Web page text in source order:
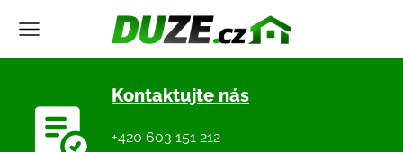
Kontaktujte nás
+420 603 151 212